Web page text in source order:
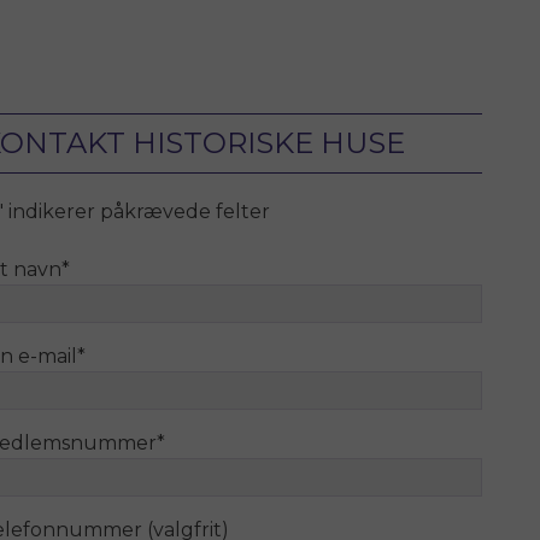
HISTORISKE HUSE
indikerer påkrævede felter
navn*
e-mail *
*
(valgfrit)